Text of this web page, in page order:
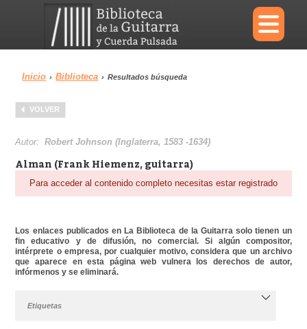
×
Menu
Biblioteca Diccionario
Inicio › Biblioteca › Resultados búsqueda
VOLVER
Autor:Robert Johnson (Inglaterra, 1583 -1634)
Alman (Frank Hiemenz, guitarra)
Para acceder al contenido completo necesitas estar registrado
Los enlaces publicados en La Biblioteca de la Guitarra solo tienen un
fin educativo y de difusión, no comercial. Si algún compositor,
intérprete o empresa, por cualquier motivo, considera que un archivo
que aparece en esta página web vulnera los derechos de autor,
infórmenos y se eliminará.
Etiquetas